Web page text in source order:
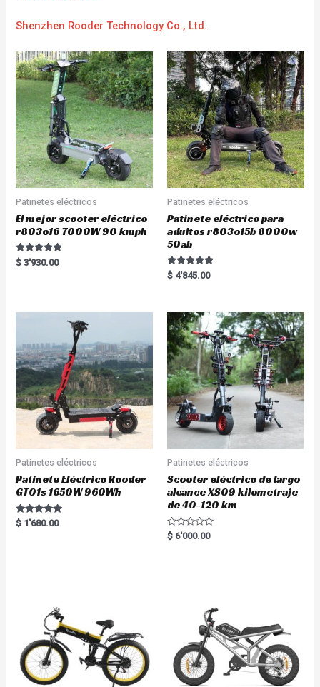
Shenzhen Rooder Technology Co., Ltd.
Patinetes eléctricos
El mejor scooter eléctrico
r803o16 7000W 90 kmph
Rated
5.00
$ 3'930.00
Patinetes eléctricos
Patinete eléctrico para
adultos r803o15b 8000w
50ah
Rated
5.00
$ 4'845.00
Patinetes eléctricos
Patinete Eléctrico Rooder
GT01s 1650W 960Wh
Rated
5.00
$ 1'680.00
Patinetes eléctricos
Scooter eléctrico de largo
alcance XS09 kilometraje
de 40-120 km
R
a
$ 6'000.00